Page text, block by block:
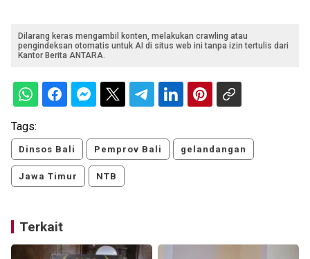
Dilarang keras mengambil konten, melakukan crawling atau
pengindeksan otomatis untuk AI di situs web ini tanpa izin tertulis dari
Kantor Berita ANTARA.
Tags:
Dinsos Bali Pemprov Bali gelandangan
Jawa Timur NTB
Terkait